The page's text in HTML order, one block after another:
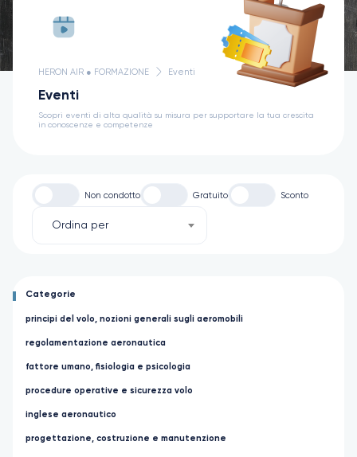
HERON AIR ● FORMAZIONE Eventi
Eventi
Scopri eventi di alta qualità su misura per supportare la tua crescita
in conoscenze e competenze
Non condotto Gratuito Sconto
Ordina per
Categorie
principi del volo, nozioni generali sugli aeromobili
regolamentazione aeronautica
fattore umano, fisiologia e psicologia
procedure operative e sicurezza volo
inglese aeronautico
progettazione, costruzione e manutenzione